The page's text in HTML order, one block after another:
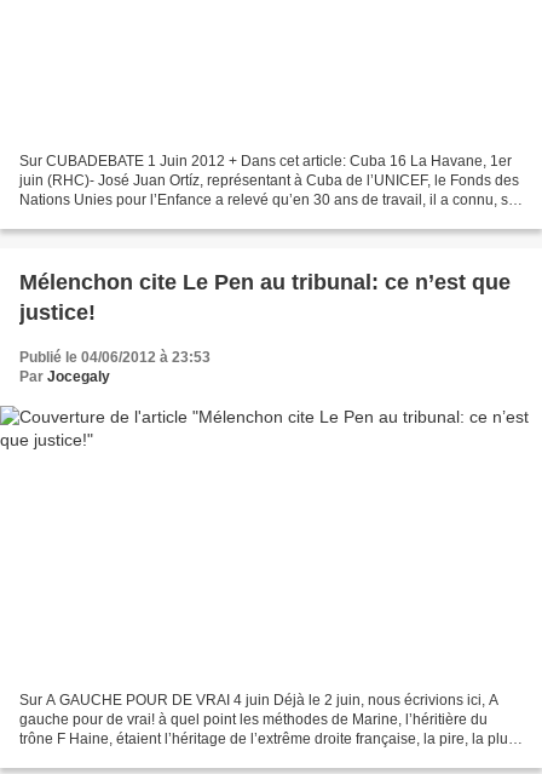
Sur CUBADEBATE 1 Juin 2012 + Dans cet article: Cuba 16 La Havane, 1er
juin (RHC)- José Juan Ortíz, représentant à Cuba de l’UNICEF, le Fonds des
Nations Unies pour l’Enfance a relevé qu’en 30 ans de travail, il a connu, sur
Mélenchon cite Le Pen au tribunal: ce n’est que
justice!
Publié le 04/06/2012 à 23:53
Par Jocegaly
Sur A GAUCHE POUR DE VRAI 4 juin Déjà le 2 juin, nous écrivions ici, A
gauche pour de vrai! à quel point les méthodes de Marine, l’héritière du
trône F Haine, étaient l’héritage de l’extrême droite française, la pire, la plus